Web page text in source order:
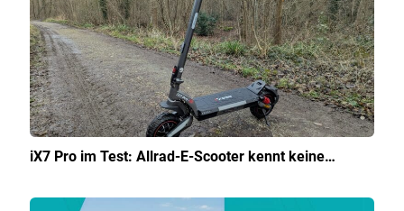
iX7 Pro im Test: Allrad-E-Scooter kennt keine…